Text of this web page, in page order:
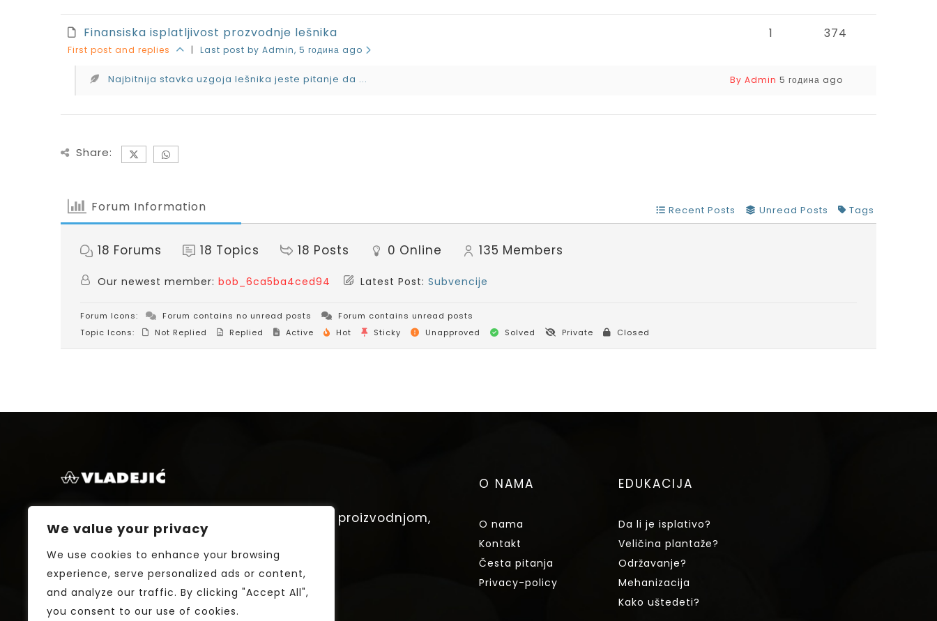
We value your privacy
We use cookies to enhance your browsing
experience, serve personalized ads or content,
and analyze our traffic. By clicking "Accept All",
you consent to our use of cookies.
Finansiska isplatljivost prozvodnje lešnika
First post and replies | Last post by Admin, 5 година ago
374
1
Najbitnija stavka uzgoja lešnika jeste pitanje da ... By Admin 5 година ago
Share:
Forum Information Recent Posts Unread Posts Tags
18 Forums 18 Topics 18 Posts 0 Online 135 Members
Our newest member: bob_6ca5ba4ced94 Latest Post: Subvencije
Forum Icons: Forum contains no unread posts
Forum contains unread posts
Topic Icons:
Not Replied Replied Active Hot Sticky Unapproved Solved Private Closed
Firma Vladejic D.O.O se bavi sopstvenom proizvodnjom,
preradom i otkupom Lesnika.
O NAMA
O nama
Kontakt
Česta pitanja
Privacy-policy
EDUKACIJA
Da li je isplativo?
Veličina plantaže?
Održavanje?
Mehanizacija
Kako uštedeti?